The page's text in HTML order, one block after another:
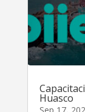
Huasco